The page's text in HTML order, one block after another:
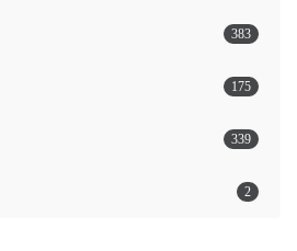
383
175
339
2